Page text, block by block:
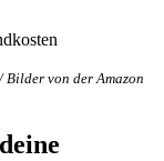
von der Amazon